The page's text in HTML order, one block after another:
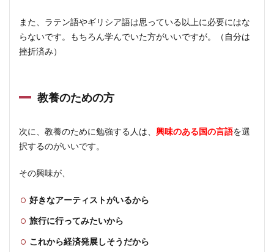
また、ラテン語やギリシア語は思っている以上に必要にはな
らないです。もちろん学んでいた方がいいですが。（自分は
挫折済み）
教養のための方
次に、教養のために勉強する人は、 興味のある国の言語を選
択するのがいいです。
その興味が、
好きなアーティストがいるから
旅行に行ってみたいから
これから経済発展しそうだから